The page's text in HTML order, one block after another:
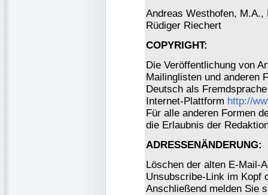
Andreas Westhofen, M.A.,
Rüdiger Riechert
COPYRIGHT:
Die Veröffentlichung von
Mailinglisten und anderen
Deutsch als
Internet-Plattform http://
Für alle anderen Formen
die Erlaubnis der
ADRESSENÄNDERUNG:
Löschen der alten E-Mail-
Unsubscribe-Link im Kopf
Anschließend melden Sie